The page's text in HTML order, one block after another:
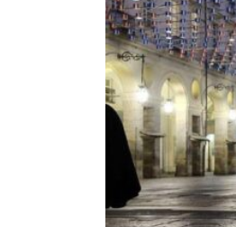
VIAREGGIO
UNIVERSITÀ IN ITALIA